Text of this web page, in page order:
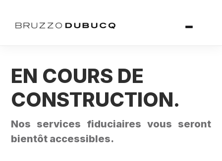
EN COURS DE
CONSTRUCTION.
Nos services fiduciaires vous seront
bientôt accessibles.